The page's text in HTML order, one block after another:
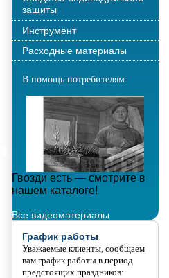
защиты
Инструмент
Расходные материалы
В помощь потребителям:
Гвозди есть — смотрите в
нашем каталоге!
Все видеоматериалы
График работы
Уважаемые клиенты, сообщаем
вам график работы в период
предстоящих праздников: